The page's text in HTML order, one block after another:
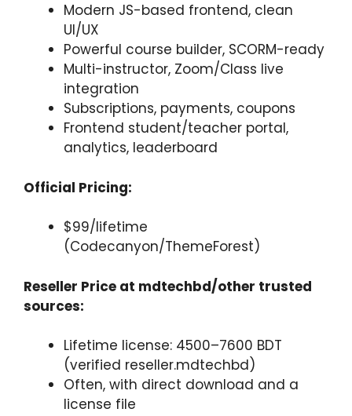
Modern JS-based frontend, clean
UI/UX
Powerful course builder, SCORM-ready
Multi-instructor, Zoom/Class live
integration
Subscriptions, payments, coupons
Frontend student/teacher portal,
analytics, leaderboard
Official Pricing:
$99/lifetime
(Codecanyon/ThemeForest)
Reseller Price at mdtechbd/other trusted
sources:
Lifetime license: 4500–7600 BDT
(verified reseller.mdtechbd)
Often, with direct download and a
license file